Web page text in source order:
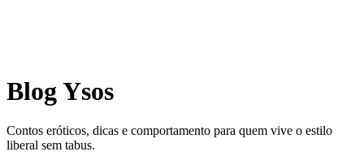
Blog Ysos
Contos eróticos, dicas e comportamento para quem vive o estilo
liberal sem tabus.